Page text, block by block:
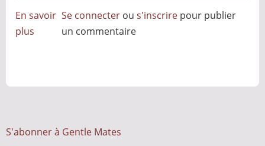
En savoir
plus
Dimensions
Se connecter ous'inscrire pour publier
un commentaire
S'abonner à Gentle Mates